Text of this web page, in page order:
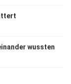
wussten